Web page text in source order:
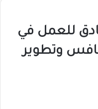
للعمل في
وتطوير